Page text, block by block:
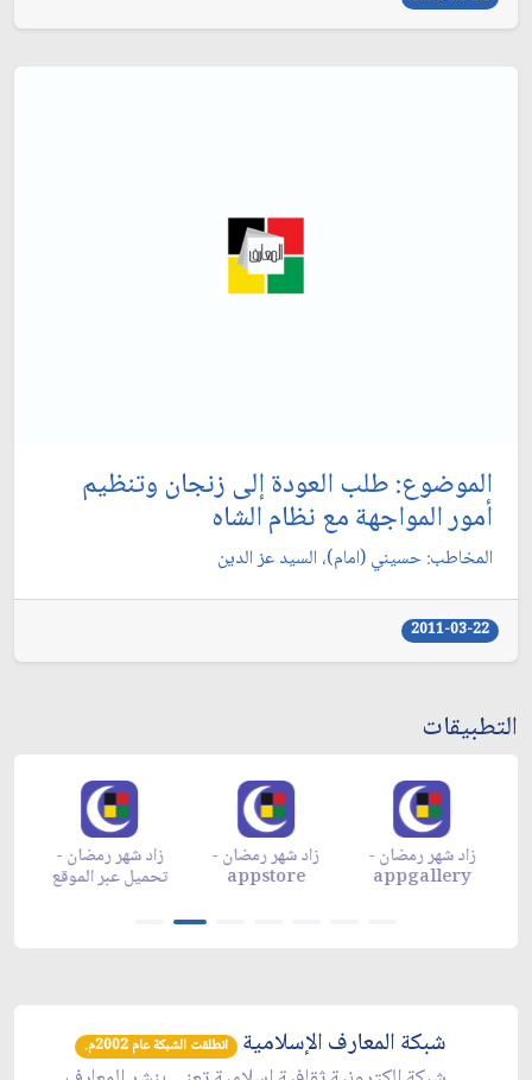
الموضوع: طلب العودة إلى زنجان وتنظيم
أمور المواجهة مع نظام الشاه‏
المخاطب: حسيني (امام)، السيد عز الدين‏
2011-03-22
التطبيقات
زاد شهر رمضان -
تحميل عبر الموقع
زاد شهر رمضان -
appstore
زاد شهر رمضان -
appgallery
شبكة المعارف الإسلامية انطلقت الشبكة عام 2002م.